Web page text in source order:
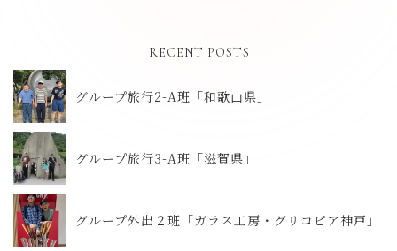
RECENT POSTS
グループ旅行2-A班「和歌山県」
グループ旅行3-A班「滋賀県」
グループ外出２班「ガラス工房・グリコピア神戸」